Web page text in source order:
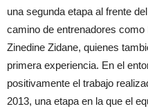
una segunda etapa al frente
camino de entrenadores
Zinedine Zidane, quienes
primera experiencia. En el
positivamente el trabajo
2013, una etapa en la que el